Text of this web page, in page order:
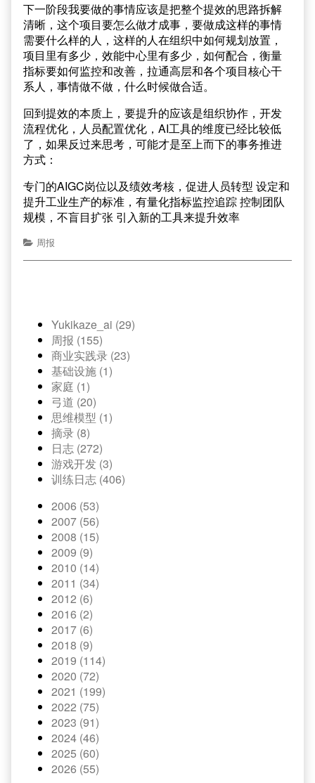
下一阶段我要做的事情应该是把整个提效的思路拆解
清晰，这个项目要怎么做才成事，要做成这样的事情
需要什么样的人，这样的人在组织中如何规划放置，
项目里有多少，效能中心里有多少，如何配合，衡量
指标要如何监控和改善，拉通高层和各个项目核心干
系人，事情做不做，什么时候做合适。
回到提效的本质上，要提升的应该是组织协作，开发
流程优化，人员配置优化，AI工具的维度已经比较低
了，如果反过来思考，可能才是至上而下的事务推进
方式：
专门的AIGC岗位以及绩效考核，促进人员转型 设定和
提升工业生产的标准，有量化指标监控追踪 控制团队
规模，不盲目扩张 引入新的工具来提升效率
周报
Yukikaze_ai (29)
周报 (155)
商业实践录 (23)
基础设施 (1)
家庭 (1)
弓道 (20)
思维模型 (1)
摘录 (8)
日志 (272)
游戏开发 (3)
训练日志 (406)
2006 (53)
2007 (56)
2008 (15)
2009 (9)
2010 (14)
2011 (34)
2012 (6)
2016 (2)
2017 (6)
2018 (9)
2019 (114)
2020 (72)
2021 (199)
2022 (75)
2023 (91)
2024 (46)
2025 (60)
2026 (55)